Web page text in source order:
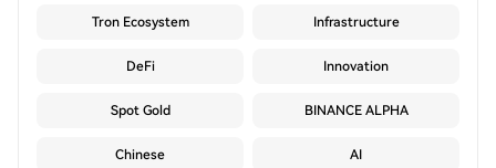
Tron Ecosystem Infrastructure
DeFi Innovation
Spot Gold BINANCE ALPHA
Chinese AI